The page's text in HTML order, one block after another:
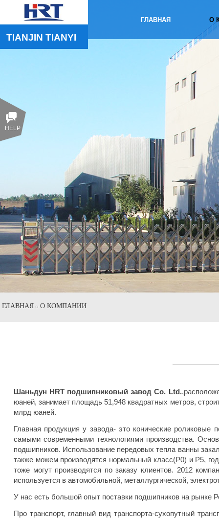
ГЛАВНАЯ ⊙ О КОМПАНИИ
Шаньдун HRT подшипниковый завод Co. Ltd.
юаней, занимает площадь 51,948 квадратных метров,
млрд юаней.
Главная продукция у завода- это конические
самыми современными технологиями производства.
подшипников. Использование передовых тепла ванны
также можем производятся нормальный класс(P0) и P5,
тоже могут производятся по заказу клиентов. 2012
используется в автомобильной, металлургической,
У нас есть большой опыт поставки подшипников на рынке
Про транспорт, главный вид транспорта-сухопутный
TIANJIN TIANYI
ГЛАВНАЯ О
HELP